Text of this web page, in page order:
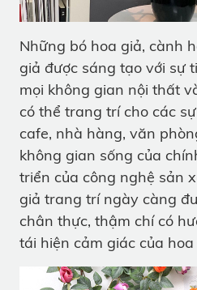
Những bó hoa giả, cành
giả được sáng tạo với sự
mọi không gian nội thất
có thể trang trí cho các
cafe, nhà hàng, văn
không gian sống của
triển của công nghệ sản
giả trang trí ngày càng
chân thực, thậm chí có
tái hiện cảm giác của